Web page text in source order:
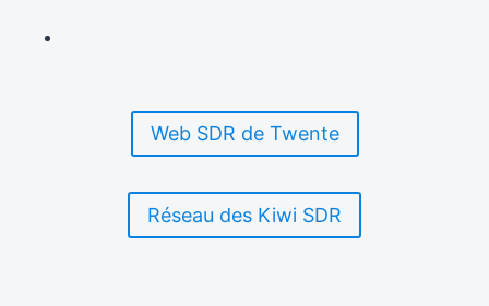
Web SDR de Twente
Réseau des Kiwi SDR